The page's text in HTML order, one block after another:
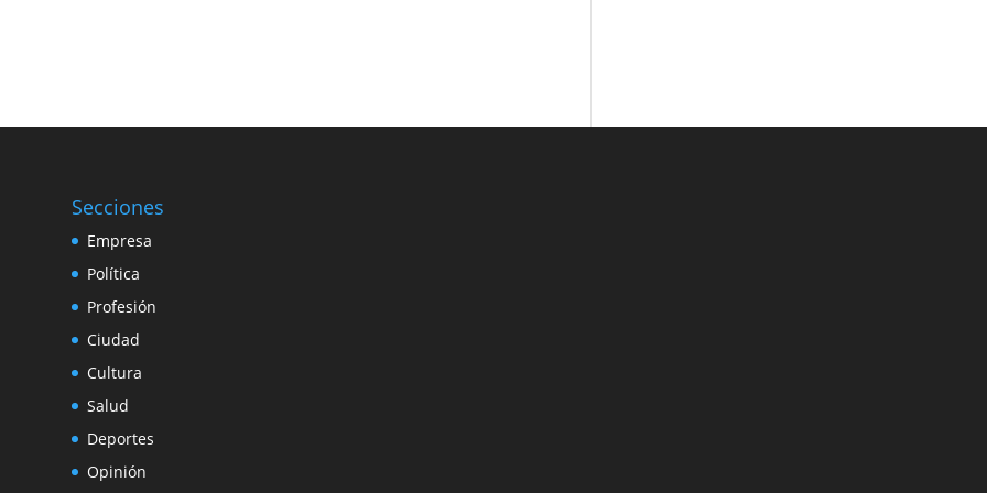
Secciones
Empresa
Política
Profesión
Ciudad
Cultura
Salud
Deportes
Opinión